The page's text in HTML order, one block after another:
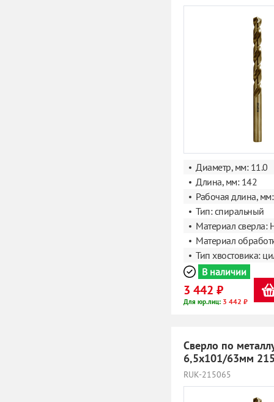
Диаметр, мм: 11.0
Длина, мм: 142
Рабочая длина,
Тип: спиральный
Материал сверла:
Материал
Тип хвостовика:
В наличии
3 442 ₽
Для юр.лиц: 3 442 ₽
Сверло по
6,5х101/63мм
RUK-215065